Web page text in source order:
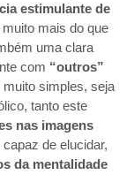
estimulante de
muito mais do que
uma clara
com “outros”
muito simples, seja
tanto este
nas imagens
capaz de elucidar,
da mentalidade